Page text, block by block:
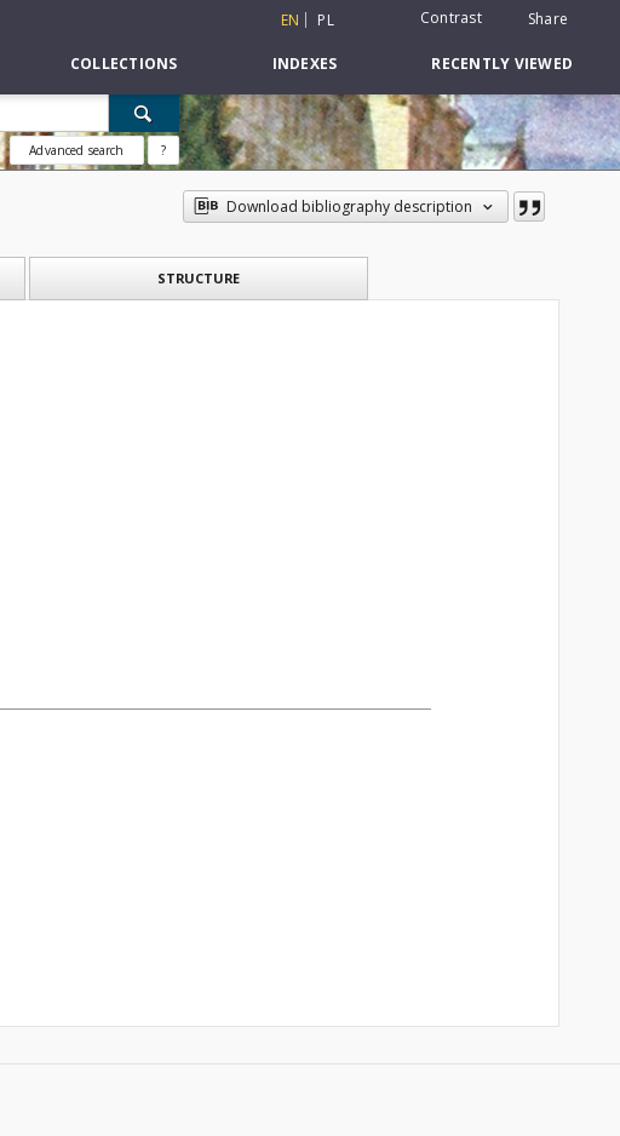
EN PL Contrast Share
COLLECTIONS INDEXES RECENTLY VIEWED
Advanced search ?
Download bibliography description
STRUCTURE